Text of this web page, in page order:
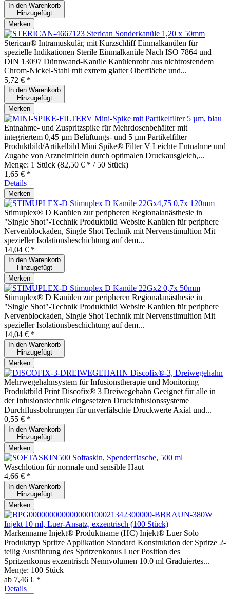
In den Warenkorb
Hinzugefügt
Merken
Sterican Sonderkanüle 1,20 x 50mm
Sterican® Intramuskulär, mit Kurzschliff Einmalkanülen für
spezielle Indikationen Sterile Einmalkanüle Nach ISO 7864 und
DIN 13097 Dünnwand-Kanüle Kanülenrohr aus nichtrostendem
Chrom-Nickel-Stahl mit extrem glatter Oberfläche und...
5,72 € *
In den Warenkorb
Hinzugefügt
Merken
Mini-Spike mit Partikelfilter 5 µm, blau
Entnahme- und Zuspritzspike für Mehrdosenbehälter mit
integriertem 0,45 µm Belüftungs- und 5 µm Partikelfilter
Produktbild/Artikelbild Mini Spike® Filter V Leichte Entnahme und
Zugabe von Arzneimitteln durch optimalen Druckausgleich,...
Menge: 1 Stück (82,50 € * / 50 Stück)
1,65 € *
Details
Merken
Stimuplex D Kanüle 22Gx4,75 0,7x 120mm
Stimuplex® D Kanülen zur peripheren Regionalanästhesie in
"Single Shot"-Technik Produktbild Website Kanülen für periphere
Nervenblockaden, Single Shot Technik mit Nervenstimultion Mit
spezieller Isolationsbeschichtung auf dem...
14,04 € *
In den Warenkorb
Hinzugefügt
Merken
Stimuplex D Kanüle 22Gx2 0,7x 50mm
Stimuplex® D Kanülen zur peripheren Regionalanästhesie in
"Single Shot"-Technik Produktbild Website Kanülen für periphere
Nervenblockaden, Single Shot Technik mit Nervenstimultion Mit
spezieller Isolationsbeschichtung auf dem...
14,04 € *
In den Warenkorb
Hinzugefügt
Merken
Discofix®-3, Dreiwegehahn
Mehrwegehahnsystem für Infusionstherapie und Monitoring
Produktbild Print Discofix® 3 Dreiwegehahn Geeignet für alle in
der Infusionstechnik eingesetzten Druckinfusionssysteme
Durchflussbohrungen für unverfälschte Druckwerte Axial und...
0,55 € *
In den Warenkorb
Hinzugefügt
Merken
Softaskin, Spenderflasche, 500 ml
Waschlotion für normale und sensible Haut
4,66 € *
In den Warenkorb
Hinzugefügt
Merken
Injekt 10 ml, Luer-Ansatz, exzentrisch (100 Stück)
Markenname Injekt® Produktname (HC) Injekt® Luer Solo
Produkttyp Spritze Applikation Standard Konstruktion der Spritze 2-
teilig Ausführung des Spritzenkonus Luer Position des
Spritzenkonus exzentrisch Nennvolumen 10.0 ml Graduiertes...
Menge: 100 Stück
ab 7,46 € *
Details